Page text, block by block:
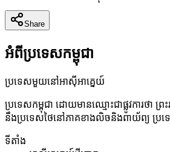
Share
អំពីប្រទេសកម្ពុជា
ប្រទេសមួយនៅអាស៊ីអាគ្នេយ៍
ប្រទេសកម្ពុជា ដោយមានឈ្មោះជាផ្លូវការថា
នឹងប្រទេសថៃនៅភាគខាងលិចនិងពាយ័ព្យ ប្រទ
ទីតាំង